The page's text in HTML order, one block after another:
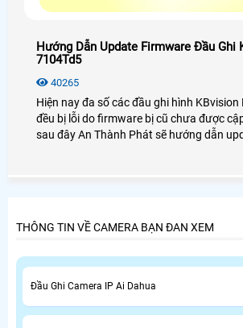
Hướng Dẫn Update Firmware Đầu Ghi
7104Td5
40265
Hiện nay đa số các đầu ghi hình KBvision
đều bị lỗi do firmware bị cũ chưa được cập
sau đây An Thành Phát sẽ hướng dẫn
THÔNG TIN VỀ CAMERA BẠN ĐAN XEM
Đầu Ghi Camera IP Ai Dahua